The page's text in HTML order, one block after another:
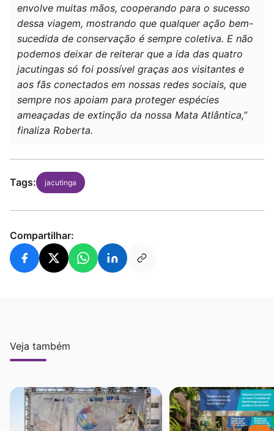
envolve muitas mãos, cooperando para o sucesso
dessa viagem, mostrando que qualquer ação bem-
sucedida de conservação é sempre coletiva. E não
podemos deixar de reiterar que a ida das quatro
jacutingas só foi possível graças aos visitantes e
aos fãs conectados em nossas redes sociais, que
sempre nos apoiam para proteger espécies
ameaçadas de extinção da nossa Mata Atlântica,”
finaliza Roberta.
Tags: jacutinga
Compartilhar:
Veja também